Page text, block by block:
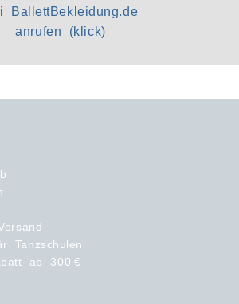
BallettBekleidung.de
anrufen (klick)
Tanzschulen
ab 300 €